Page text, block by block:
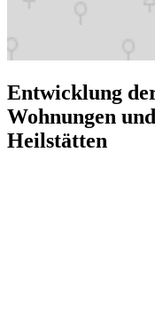
Entwicklung
Wohnungen
Heilstätten